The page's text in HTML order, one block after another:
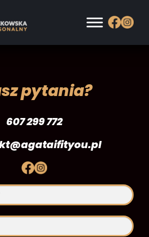
pytania?
607 299 772